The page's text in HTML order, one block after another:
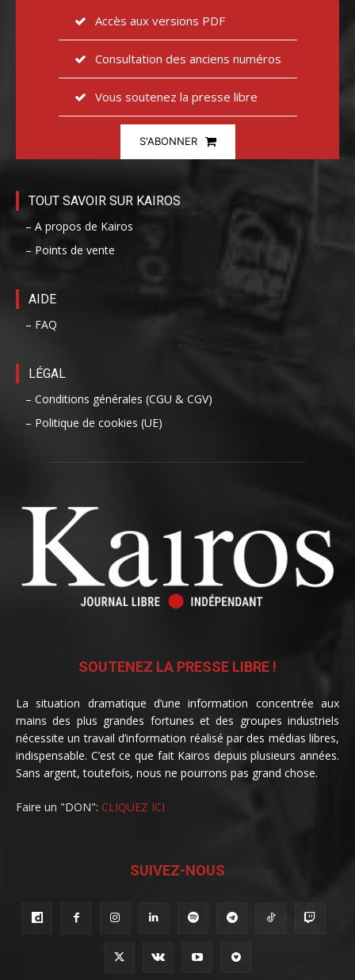
Accès aux versions PDF
Consultation des anciens numéros
Vous soutenez la presse libre
S'ABONNER
TOUT SAVOIR SUR KAIROS
– A propos de Kairos
– Points de vente
AIDE
– FAQ
LÉGAL
– Conditions générales (CGU & CGV)
– Politique de cookies (UE)
SOUTENEZ LA PRESSE LIBRE !
La situation dramatique d’une information concentrée aux
mains des plus grandes fortunes et des groupes industriels
nécessite un travail d’information réalisé par des médias libres,
indispensable. C’est ce que fait Kairos depuis plusieurs années.
Sans argent, toutefois, nous ne pourrons pas grand chose.
Faire un "DON": CLIQUEZ ICI
SUIVEZ-NOUS